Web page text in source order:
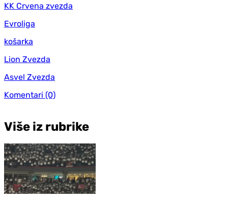
KK Crvena zvezda
Evroliga
košarka
Lion Zvezda
Asvel Zvezda
Komentari (0)
Više iz rubrike